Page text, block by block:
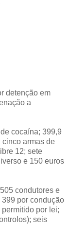
detenção em
a
cocaína; 399,9
armas de
12; sete
e 150 euros
condutores e
por condução
por lei;
seis